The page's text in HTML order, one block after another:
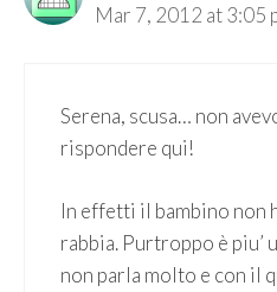
Mar 7, 2012 at 3:05
Serena, scusa… non
rispondere qui!
In effetti il bambino non
rabbia. Purtroppo è piu’
non parla molto e con il